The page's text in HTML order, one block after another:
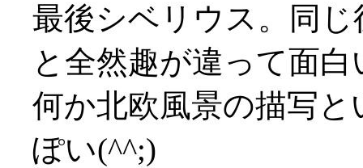
最後シベリウス。同
と全然趣が違って面
何か北欧風景の描写
ぽい(^^;)